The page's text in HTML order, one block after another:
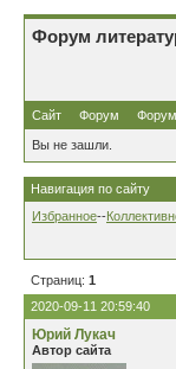
Форум
Сайт Форум
Вы не зашли.
Навигация по сайту
Избранное--
Страниц: 1
2020-09-11 20:59:40
Юрий Лукач
Автор сайта